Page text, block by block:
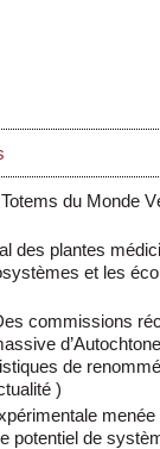
du Monde
des plantes
et les
commissions
de
)
menée
potentiel de